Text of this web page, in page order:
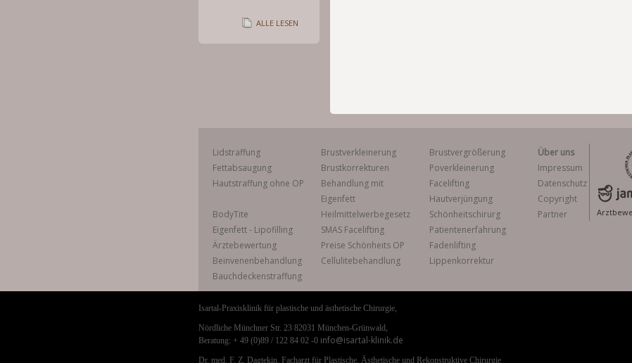
ALLE LESEN
Lidstraffung Brustverkleinerung
Brustvergrößerung
Fettabsaugung
Brustkorrekturen
Poverkleinerung
Hautstraffung ohne OP
Behandlung mit
Eigenfett
Facelifting
Hautverjüngung
BodyTite
Heilmittelwerbegesetz
Schönheitschirurg
Eigenfett - Lipofilling
SMAS Facelifting
Patientenerfahrung
Ärztebewertung
Preise Schönheits OP
Fadenlifting
Beinvenenbehandlung
Cellulitebehandlung
Lippenkorrektur
Bauchdeckenstraffung
Über uns
Impressum
Datenschutz
Copyright
Partner
Isartal-Praxisklinik für plastische und ästhetische Chirurgie,
Nördliche Münchner Str. 23 82031 München-Grünwald,
Beratung: + 49 (0)89 / 122 84 02 -0 info@isartal-klinik.de
Dr. med. F. Z. Dagtekin, Facharzt für Plastische, Ästhetische und Rekonstruktive Chirurgie